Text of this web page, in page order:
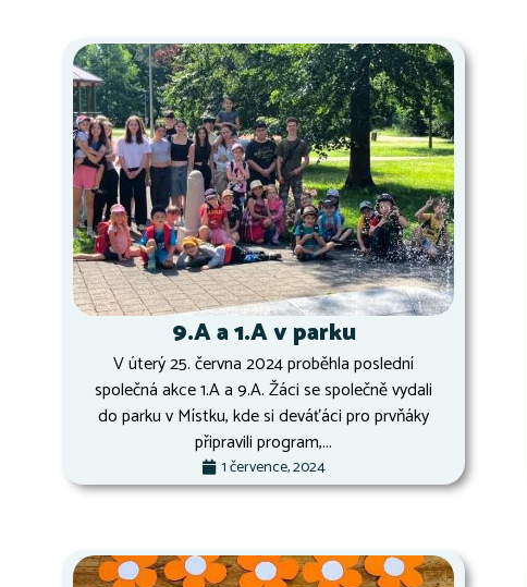
9.A a 1.A v parku
V úterý 25. června 2024 proběhla poslední
společná akce 1.A a 9.A. Žáci se společně vydali
do parku v Místku, kde si deváťáci pro prvňáky
připravili program,...
1 července, 2024